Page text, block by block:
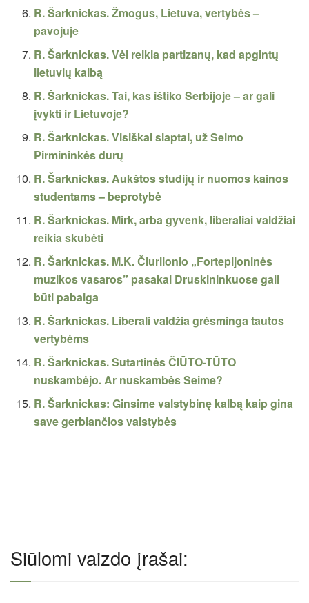
R. Šarknickas. Žmogus, Lietuva, vertybės –
pavojuje
R. Šarknickas. Vėl reikia partizanų, kad apgintų
lietuvių kalbą
R. Šarknickas. Tai, kas ištiko Serbijoje – ar gali
įvykti ir Lietuvoje?
R. Šarknickas. Visiškai slaptai, už Seimo
Pirmininkės durų
R. Šarknickas. Aukštos studijų ir nuomos kainos
studentams – beprotybė
R. Šarknickas. Mirk, arba gyvenk, liberaliai valdžiai
reikia skubėti
R. Šarknickas. M.K. Čiurlionio „Fortepijoninės
muzikos vasaros” pasakai Druskininkuose gali
būti pabaiga
R. Šarknickas. Liberali valdžia grėsminga tautos
vertybėms
R. Šarknickas. Sutartinės ČIŪTO-TŪTO
nuskambėjo. Ar nuskambės Seime?
R. Šarknickas: Ginsime valstybinę kalbą kaip gina
save gerbiančios valstybės
Siūlomi vaizdo įrašai: